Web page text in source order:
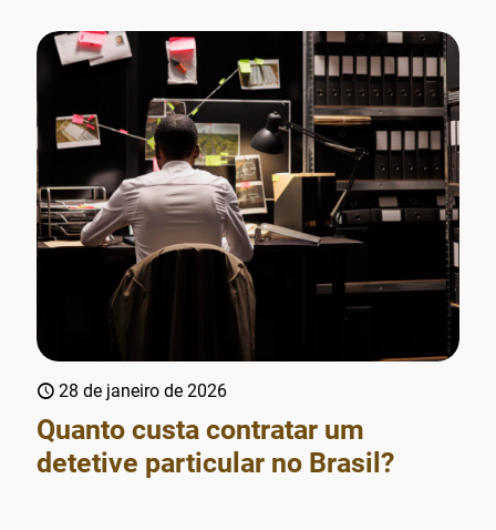
28 de janeiro de 2026
Quanto custa contratar um
detetive particular no Brasil?